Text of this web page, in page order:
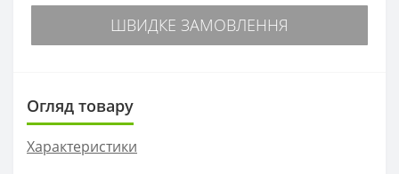
ШВИДКЕ ЗАМОВЛЕННЯ
Огляд товару
Характеристики